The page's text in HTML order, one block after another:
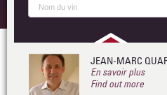
JEAN-MARC
En savoir plus
Find out more